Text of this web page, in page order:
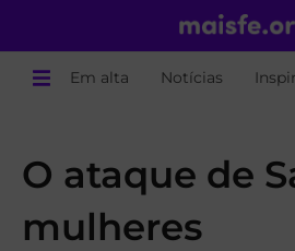
Em alta Notícias
O ataque de
mulheres